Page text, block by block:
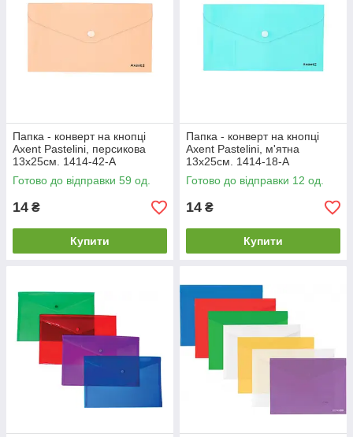
Папка - конверт на кнопці
Axent Pastelini, персикова
13х25см. 1414-42-A
Готово до відправки 59 од.
14 ₴
Купити
Папка - конверт на кнопці
Axent Pastelini, м'ятна
13х25см. 1414-18-A
Готово до відправки 12 од.
14 ₴
Купити